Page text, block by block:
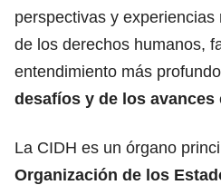
perspectivas y
de los derechos humanos,
entendimiento más
desafíos y de los avances
La CIDH es un órgano
Organización de los